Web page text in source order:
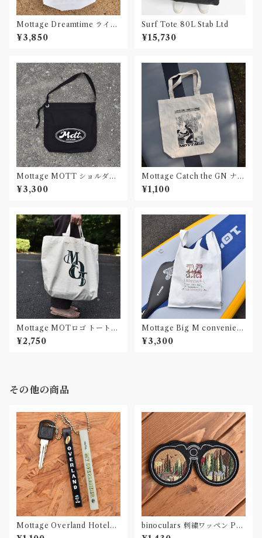
Mottage Dreamtime ライト
ナイロン リップストップショ
ルダーバッグ
¥3,850
Surf Tote 80L Stab Ltd
¥15,730
Mottage MOTT ショルダー
バッグ キャンバス
¥3,300
Mottage Catch the GN ナチ
ュラルコットンバッグ
¥1,100
Mottage MOTロゴ トートバ
ッグ プリント キャンバス
¥2,750
Mottage Big M convenien
ce bag タイベック
¥3,300
その他の商品
Mottage Overland Hotelキ
ーホルダー
binoculars 刺繍ワッペン Pat
ch